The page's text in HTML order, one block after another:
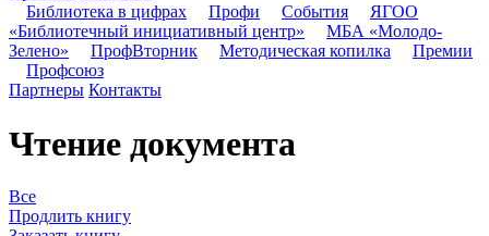
Библиотека в цифрах
Профи События
ЯГОО
«Библиотечный инициативный центр»
МБА «Молодо-
Зелено»
ПрофВторник Методическая копилка
Премии
Профсоюз
Партнеры Контакты
Чтение документа
Все
Продлить книгу